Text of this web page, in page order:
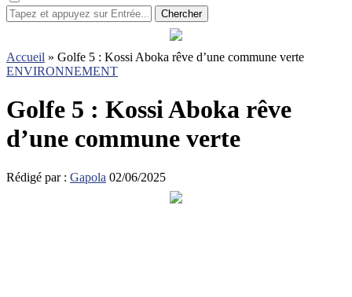
Chercher
Accueil » Golfe 5 : Kossi Aboka rêve d’une commune verte
ENVIRONNEMENT
Golfe 5 : Kossi Aboka rêve
d’une commune verte
Rédigé par : Gapola 02/06/2025